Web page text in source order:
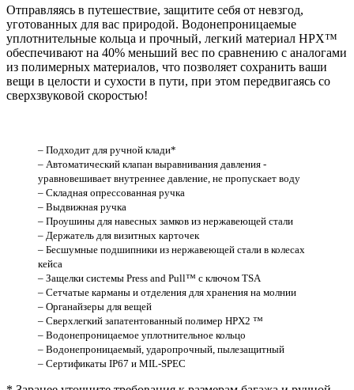
Отправляясь в путешествие, защитите себя от невзгод,
уготованных для вас природой. Водонепроницаемые
уплотнительные кольца и прочный, легкий материал HPX™
обеспечивают на 40% меньший вес по сравнению с аналогами
из полимерных материалов, что позволяет сохранить ваши
вещи в целости и сухости в пути, при этом передвигаясь со
сверхзвуковой скоростью!
– Подходит для ручной клади*
– Автоматический клапан выравнивания давления -
уравновешивает внутреннее давление, не пропускает воду
– Складная опрессованная ручка
– Выдвижная ручка
– Проушины для навесных замков из нержавеющей стали
– Держатель для визитных карточек
– Бесшумные подшипники из нержавеющей стали в колесах
кейса
– Защелки системы Press and Pull™ с ключом TSA
– Сетчатые карманы и отделения для хранения на молнии
– Органайзеры для вещей
– Сверхлегкий запатентованный полимер HPX2 ™
– Водонепроницаемое уплотнительное кольцо
– Водонепроницаемый, ударопрочный, пылезащитный
– Сертификаты IP67 и MIL-SPEC